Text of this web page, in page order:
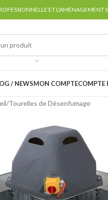
ET L'AMÉNAGEMENT
/ NEWSMON COMPTECOMPTE
Tourelles de Désenfumage